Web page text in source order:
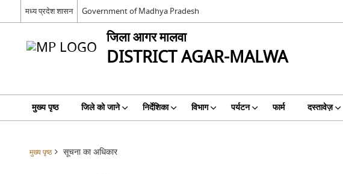
मध्य प्रदेश शासन Government of Madhya Pradesh
जिला आगर मालवा
DISTRICT AGAR-MALWA
मुख्य पृष्ठ जिले को जाने निर्देशिका विभाग पर्यटन फार्म दस्तावेज़
मुख्य पृष्ठ सूचना का अधिकार